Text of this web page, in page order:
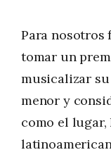
Para nosotros
tomar un
musicalizar
menor y
como el